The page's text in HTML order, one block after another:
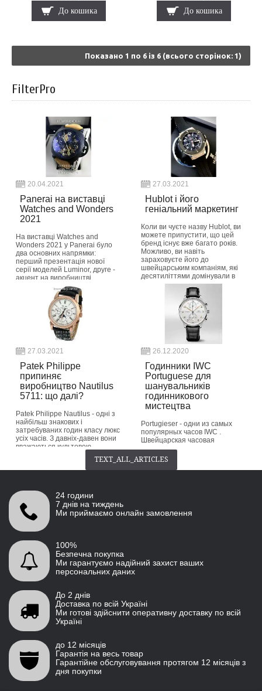
До кошика
До кошика
Показано 1 по 6 із 6 (всього сторінок: 1)
FilterPro
20.04.2021
Panerai на виставці
Watches and Wonders
2021
На виставці Watches and
Wonders 2021 у Panerai було
два основних напрямки:
перший презентація нової
серії моделей Luminor, друге -
акцент на виробництві
найбільш екологічно безпечних
годин в світі з п...
button_readmore
27.03.2021
Hublot і його
геніальний маркетинг
Коли ви чуєте назву Hublot, ви
можете припустити, що цей
бренд існує вже багато років.
Можливо, ви навіть
зараховуєте його до
швейцарським компаніям, які
десятиліттями домінували в
годинній індустрії,...
button_readmore
27.03.2021
Patek Philippe
припиняє
виробництво Nautilus
5711: що далі?
Patek Philippe Nautilus - одні з
найбільш знакових і
затребуваних годин класу люкс
усіх часів. З давніх-давен вони
вважаються культовою
класикою серед колекціонерів.
Patek Philippe припиняє випуск
нин...
26.12.2020
Годинники IWC
Portuguese для
шанувальників
годинникового
мистецтва
Portugieser - одни из самых
популярных часов IWC .
Швейцарская часовая
компания выпустила первую
версию этой классической
TEXT_ALL_ARTICLES
24 години
7 днів на тиждень
Ми приймаємо онлайн замовлення
100%
Безпечна покупка
Ми гарантуємо надійний захист ваших
персональних даних
До 2 днів
Доставка по всій Україні
Ми готові здійснити оперативну доставку по всій
Україні
до 12 місяців
Гарантія на весь товар
Гарантійне обслуговування протягом 12 місяців з
дня покупки